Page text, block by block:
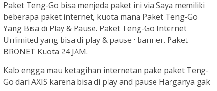
Paket Teng-Go bisa menjeda paket ini via Saya memiliki
beberapa paket internet, kuota mana Paket Teng-Go
Yang Bisa di Play & Pause. Paket Teng-Go Internet
Unlimited yang bisa di play & pause · banner. Paket
BRONET Kuota 24 JAM.
Kalo engga mau ketagihan internetan pake paket Teng-
Go dari AXIS karena bisa di play and pause Harganya gak